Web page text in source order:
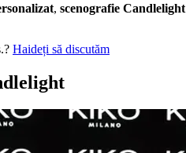
, scenografie Candlelight
Haideți să discutăm